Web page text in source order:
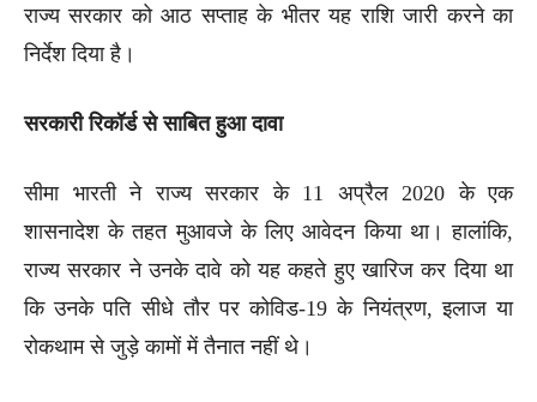
राज्य सरकार को आठ सप्ताह के भीतर यह राशि जारी करने का
निर्देश दिया है।
सरकारी रिकॉर्ड से साबित हुआ दावा
सीमा भारती ने राज्य सरकार के 11 अप्रैल 2020 के एक
शासनादेश के तहत मुआवजे के लिए आवेदन किया था। हालांकि,
राज्य सरकार ने उनके दावे को यह कहते हुए खारिज कर दिया था
कि उनके पति सीधे तौर पर कोविड-19 के नियंत्रण, इलाज या
रोकथाम से जुड़े कामों में तैनात नहीं थे।